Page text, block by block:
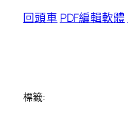
回頭車 PDF編輯軟體
標籤: